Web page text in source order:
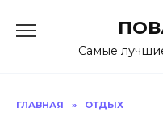
содержаниюСамые
ГЛАВНАЯ » ОТДЫХ